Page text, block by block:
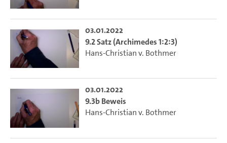
03.01.2022
9.2 Satz (Archimedes 1:2:3)
Hans-Christian v. Bothmer
03.01.2022
9.3b Beweis
Hans-Christian v. Bothmer